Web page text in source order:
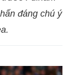
đáng chú ý